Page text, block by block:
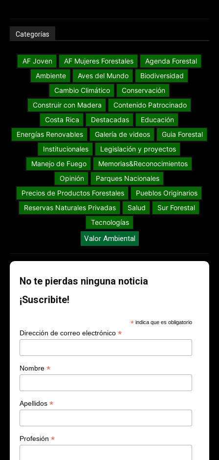
Categorías
AF Joven AF Mujeres Forestales
Agenda Forestal
Ambiente
Aves del Mundo
Biodiversidad
Cambio Climático
Conservación
Construir con Madera
Contenido Patrocinado
Costa Rica
Destacadas
Educación
Energías Renovables
Galería de videos
Guia Forestal
Institucionales
Legislación y proyectos
Manejo de Fuego
Memorias&Reconocimientos
Opinión
Parques Nacionales
Precios de Productos Forestales
Pueblos Originarios
Reservas Naturales Privadas
Salud
Sur Forestal
Tecnologías
Valor Ambiental
No te pierdas ninguna noticia
¡Suscribite!
* indica que es obligatorio
Dirección de correo electrónico *
Nombre *
Apellidos *
Profesión *